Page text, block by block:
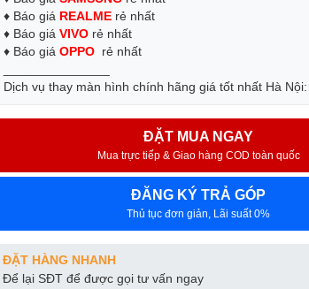
♦ Báo giá REALMErẻ nhất
♦ Báo giá VIVO rẻ nhất
♦ Báo giá OPPO rẻ nhất
Dịch vụ thay màn hình chính hãng giá tốt nhất Hà Nội:
ĐẶT MUA NGAY
Mua trực tiếp & Giao hàng COD toàn quốc
ĐĂNG KÝ TRẢ GÓP
Thủ tục đơn giản, Lãi suất 0%
ĐẶT HÀNG NHANH
Để lại SĐT để được gọi tư vấn ngay